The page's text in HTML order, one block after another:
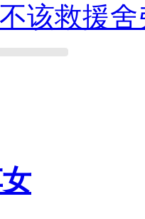
该救援舍